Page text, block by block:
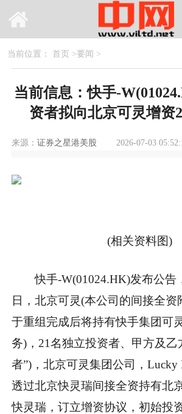
当前位置： 首页 >要闻 >
当前信息：快手-
资者拟向北京可灵增资
来源： 证券之星港美股 2026-07-03
(相关资料图)
快手-W(01024.HK)发布公告
日，北京可灵(本公司的间接全资
于重组完成后将持有快手集团可
务)，21名独立投资者、甲方及乙
者”)，北京可灵集团公司，Lucky
透过北京快灵瑞间接全资持有北
快灵瑞，订立增资协议，初始投